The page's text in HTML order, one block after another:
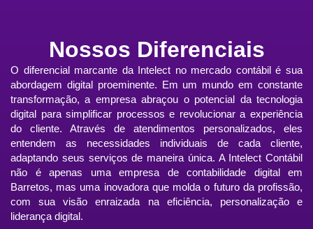
Nossos Diferenciais
O diferencial marcante da Intelect no mercado contábil é sua
abordagem digital proeminente. Em um mundo em constante
transformação, a empresa abraçou o potencial da tecnologia
digital para simplificar processos e revolucionar a experiência
do cliente. Através de atendimentos personalizados, eles
entendem as necessidades individuais de cada cliente,
adaptando seus serviços de maneira única. A Intelect Contábil
não é apenas uma empresa de contabilidade digital em
Barretos, mas uma inovadora que molda o futuro da profissão,
com sua visão enraizada na eficiência, personalização e
liderança digital.